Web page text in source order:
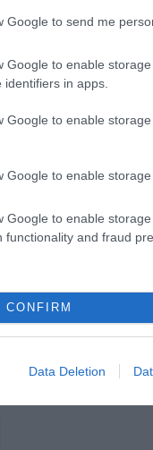
Google to send me
Google to enable
in apps.
Google to enable
Google to enable
Google to enable
functionality and fraud
CONFIRM
Data Deletion